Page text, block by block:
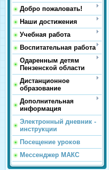
Добро пожаловать!
Наши достижения
Учебная работа
Воспитательная работа
Одаренным детям
Пензенской области
Дистанционное
образование
Дополнительная
информация
Электронный дневник -
инструкции
Посещение уроков
Мессенджер МАКС